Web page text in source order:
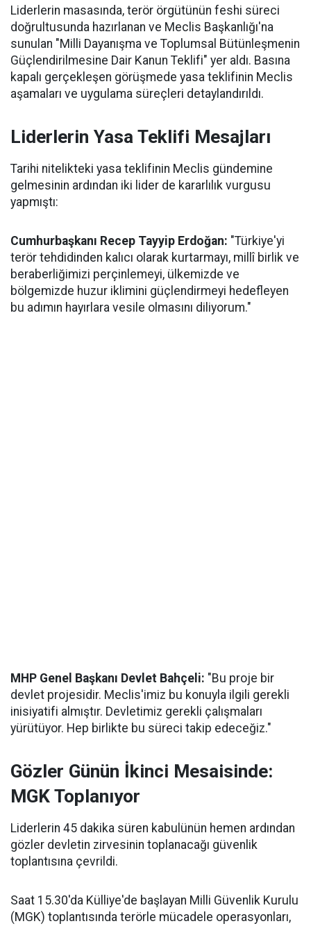
Liderlerin masasında, terör örgütünün feshi süreci
doğrultusunda hazırlanan ve Meclis Başkanlığı'na
sunulan "Milli Dayanışma ve Toplumsal Bütünleşmenin
Güçlendirilmesine Dair Kanun Teklifi" yer aldı. Basına
kapalı gerçekleşen görüşmede yasa teklifinin Meclis
aşamaları ve uygulama süreçleri detaylandırıldı.
Liderlerin Yasa Teklifi Mesajları
Tarihi nitelikteki yasa teklifinin Meclis gündemine
gelmesinin ardından iki lider de kararlılık vurgusu
yapmıştı:
Cumhurbaşkanı Recep Tayyip Erdoğan: "Türkiye'yi
terör tehdidinden kalıcı olarak kurtarmayı, millî birlik ve
beraberliğimizi perçinlemeyi, ülkemizde ve
bölgemizde huzur iklimini güçlendirmeyi hedefleyen
bu adımın hayırlara vesile olmasını diliyorum."
MHP Genel Başkanı Devlet Bahçeli: "Bu proje bir
devlet projesidir. Meclis'imiz bu konuyla ilgili gerekli
inisiyatifi almıştır. Devletimiz gerekli çalışmaları
yürütüyor. Hep birlikte bu süreci takip edeceğiz."
Gözler Günün İkinci Mesaisinde:
MGK Toplanıyor
Liderlerin 45 dakika süren kabulünün hemen ardından
gözler devletin zirvesinin toplanacağı güvenlik
toplantısına çevrildi.
Saat 15.30'da Külliye'de başlayan Milli Güvenlik Kurulu
(MGK) toplantısında terörle mücadele operasyonları,